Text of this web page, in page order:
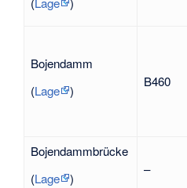
Bojendamm
(Lage )
B460
Bojendammbrücke
(Lage )
–